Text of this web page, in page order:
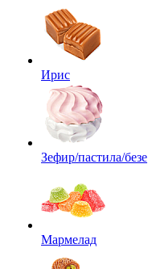
Ирис
Зефир/пастила/безе
Мармелад